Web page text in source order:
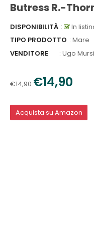
Butress R.-
DISPONIBILITÀ :
In
TIPO PRODOTTO : Mare
VENDITORE
: Ugo
€14,90 €14,90
Acquista su Amazon